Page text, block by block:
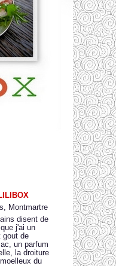
Montmartre
disent de
j'ai un
gout de
un parfum
la droiture
du